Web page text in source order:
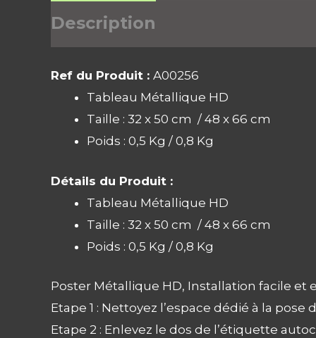
Description
Ref du Produit : A00256
Tableau Métallique HD
Taille : 32 x 50 cm / 48 x 66 cm
Poids : 0,5 Kg / 0,8 Kg
Détails du Produit :
Tableau Métallique HD
Taille : 32 x 50 cm / 48 x 66 cm
Poids : 0,5 Kg / 0,8 Kg
Poster Métallique HD, Installation facile et
Etape 1 : Nettoyez l’espace dédié à la
Etape 2 : Enlevez le dos de l’étiquette